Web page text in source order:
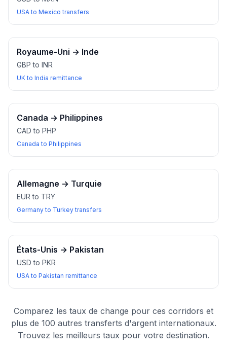
USA to Mexico transfers
Royaume-Uni → Inde
GBP to INR
UK to India remittance
Canada → Philippines
CAD to PHP
Canada to Philippines
Allemagne → Turquie
EUR to TRY
Germany to Turkey transfers
États-Unis → Pakistan
USD to PKR
USA to Pakistan remittance
Comparez les taux de change pour ces corridors et
plus de 100 autres transferts d'argent internationaux.
Trouvez les meilleurs taux pour votre destination.